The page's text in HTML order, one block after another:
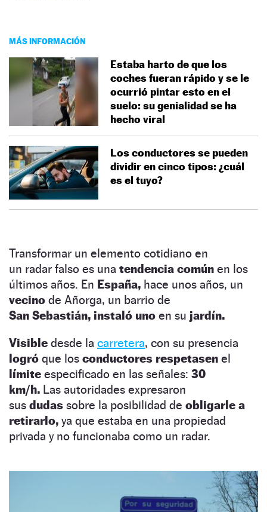
MÁS INFORMACIÓN
Estaba harto de que los
coches fueran rápido y se le
ocurrió pintar esto en el
suelo: su genialidad se ha
hecho viral
Los conductores se pueden
dividir en cinco tipos: ¿cuál
es el tuyo?
Transformar un elemento cotidiano en
un radar falso es una tendencia común en los
últimos años. En España, hace unos años, un
vecino de Añorga, un barrio de
San Sebastián, instaló uno en su jardín.
Visible desde la carretera, con su presencia
logró que los conductores respetasen el
límite especificado en las señales: 30
km/h. Las autoridades expresaron
sus dudas sobre la posibilidad de obligarle a
retirarlo, ya que estaba en una propiedad
privada y no funcionaba como un radar.